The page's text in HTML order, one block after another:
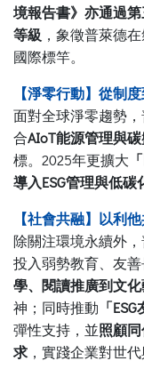
境報告書》亦通過
等級 ，象徵普萊德
國際標竿。
【淨零行動】從制
面對全球淨零趨勢
合AIoT能源管理與
標。2025年更擴大
導入ESG管理與低碳
【社會共融】以利
除關注環境永續外
投入弱勢教育、友
學、閱讀推廣到文
神；同時推動 「
彈性支持，並照顧
求 ，實踐企業對世